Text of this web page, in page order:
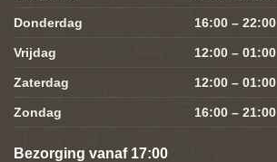
Donderdag 16:00 – 22:00
Vrijdag 12:00 – 01:00
Zaterdag 12:00 – 01:00
Zondag 16:00 – 21:00
Bezorging vanaf 17:00